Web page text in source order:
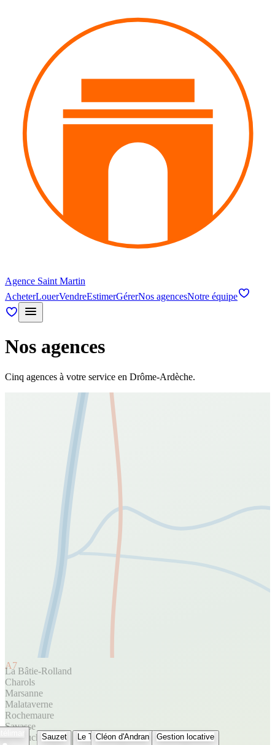
Agence Saint Martin
AcheterLouerVendreEstimerGérerNos agencesNotre équipe
Nos agences
Cinq agences à votre service en Drôme-Ardèche.
A7
La Bâtie-Rolland
Charols
Marsanne
Malataverne
Rochemaure
Savasse
EspelucheSauzet Le TeilCléon d'Andran Gestion locative